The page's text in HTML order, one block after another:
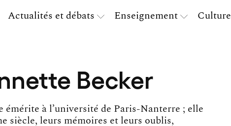
Actualités et débats Enseignement Culture
Becker
émérite à l’université de Paris-Nanterre ; elle
siècle, leurs mémoires et leurs oublis,